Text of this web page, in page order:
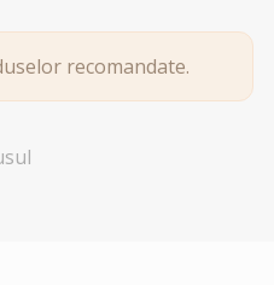
recomandate.